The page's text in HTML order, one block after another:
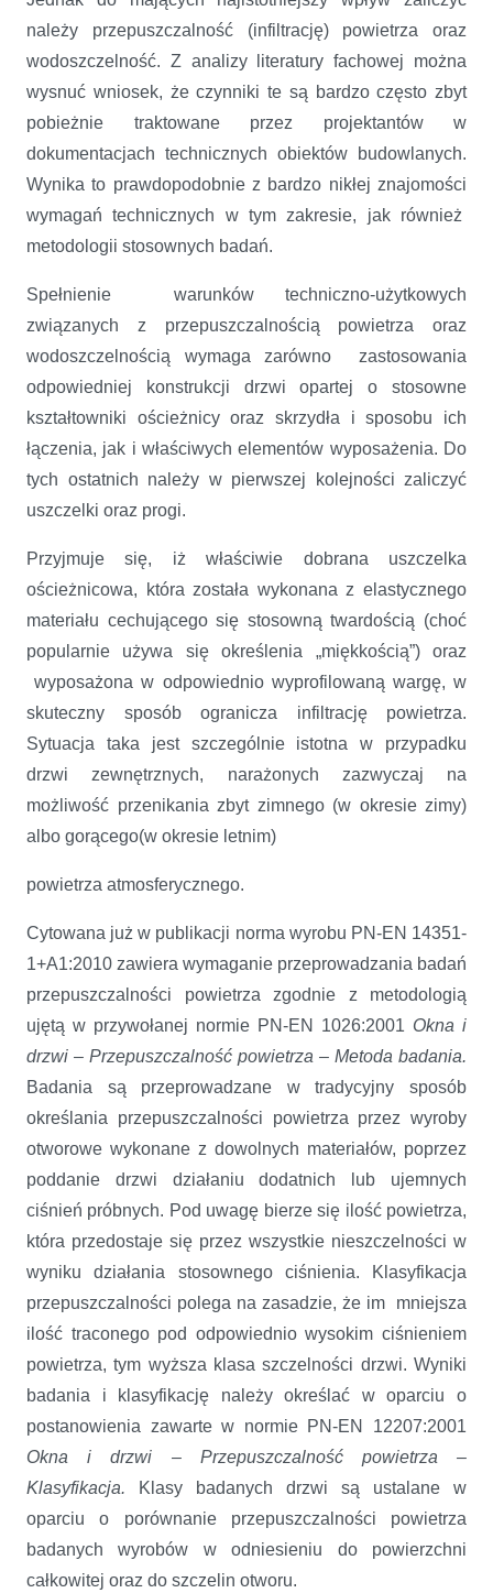
należy przepuszczalność (infiltrację) powietrza oraz
wodoszczelność. Z analizy literatury fachowej można
wysnuć wniosek, że czynniki te są bardzo często zbyt
pobieżnie traktowane przez projektantów w
dokumentacjach technicznych obiektów budowlanych.
Wynika to prawdopodobnie z bardzo nikłej znajomości
wymagań technicznych w tym zakresie, jak również
metodologii stosownych badań.
Spełnienie warunków techniczno-użytkowych
związanych z przepuszczalnością powietrza oraz
wodoszczelnością wymaga zarówno zastosowania
odpowiedniej konstrukcji drzwi opartej o stosowne
kształtowniki ościeżnicy oraz skrzydła i sposobu ich
łączenia, jak i właściwych elementów wyposażenia. Do
tych ostatnich należy w pierwszej kolejności zaliczyć
uszczelki oraz progi.
Przyjmuje się, iż właściwie dobrana uszczelka
ościeżnicowa, która została wykonana z elastycznego
materiału cechującego się stosowną twardością (choć
popularnie używa się określenia „miękkością”) oraz
wyposażona w odpowiednio wyprofilowaną wargę, w
skuteczny sposób ogranicza infiltrację powietrza.
Sytuacja taka jest szczególnie istotna w przypadku
drzwi zewnętrznych, narażonych zazwyczaj na
możliwość przenikania zbyt zimnego (w okresie zimy)
albo gorącego(w okresie letnim)
powietrza atmosferycznego.
Cytowana już w publikacji norma wyrobu PN-EN 14351-
1+A1:2010 zawiera wymaganie przeprowadzania badań
przepuszczalności powietrza zgodnie z metodologią
ujętą w przywołanej normie PN-EN 1026:2001 Okna i
drzwi – Przepuszczalność powietrza – Metoda badania.
Badania są przeprowadzane w tradycyjny sposób
określania przepuszczalności powietrza przez wyroby
otworowe wykonane z dowolnych materiałów, poprzez
poddanie drzwi działaniu dodatnich lub ujemnych
ciśnień próbnych. Pod uwagę bierze się ilość powietrza,
która przedostaje się przez wszystkie nieszczelności w
wyniku działania stosownego ciśnienia. Klasyfikacja
przepuszczalności polega na zasadzie, że im mniejsza
ilość traconego pod odpowiednio wysokim ciśnieniem
powietrza, tym wyższa klasa szczelności drzwi. Wyniki
badania i klasyfikację należy określać w oparciu o
postanowienia zawarte w normie PN-EN 12207:2001
Okna i drzwi – Przepuszczalność powietrza –
Klasyfikacja.
Klasy badanych drzwi są ustalane w
oparciu o porównanie przepuszczalności powietrza
badanych wyrobów w odniesieniu do powierzchni
całkowitej oraz do szczelin otworu.